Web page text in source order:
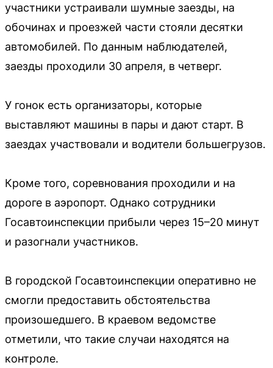
участники устраивали шумные заезды, на
обочинах и проезжей части стояли десятки
автомобилей. По данным наблюдателей,
заезды проходили 30 апреля, в четверг.
У гонок есть организаторы, которые
выставляют машины в пары и дают старт. В
заездах участвовали и водители большегрузов.
Кроме того, соревнования проходили и на
дороге в аэропорт. Однако сотрудники
Госавтоинспекции прибыли через 15–20 минут
и разогнали участников.
В городской Госавтоинспекции оперативно не
смогли предоставить обстоятельства
произошедшего. В краевом ведомстве
отметили, что такие случаи находятся на
контроле.